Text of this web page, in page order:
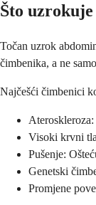
Što
Točan uzrok
čimbenika, a ne
Najčešći čimbenici
Visoki krvni
Pušenje:
Genetski
Promjene